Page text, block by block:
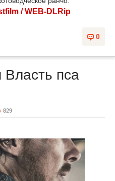
/ WEB-DLRip
0
пса
829